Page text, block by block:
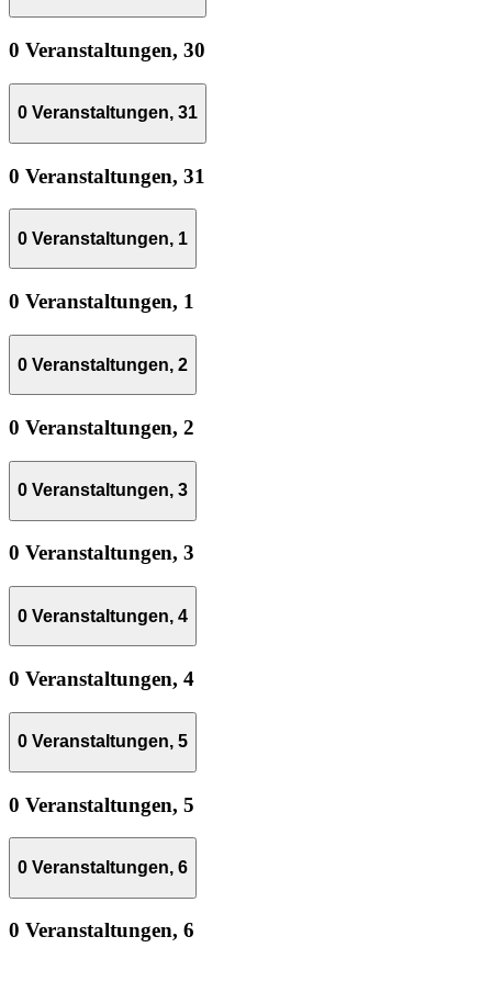
0 Veranstaltungen, 30
0 Veranstaltungen, 31
0 Veranstaltungen, 31
0 Veranstaltungen, 1
0 Veranstaltungen, 1
0 Veranstaltungen, 2
0 Veranstaltungen, 2
0 Veranstaltungen, 3
0 Veranstaltungen, 3
0 Veranstaltungen, 4
0 Veranstaltungen, 4
0 Veranstaltungen, 5
0 Veranstaltungen, 5
0 Veranstaltungen, 6
0 Veranstaltungen, 6